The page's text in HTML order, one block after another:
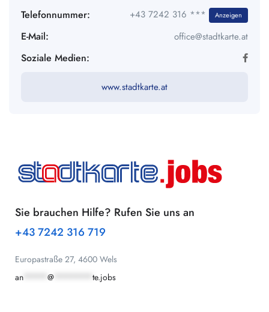
Telefonnummer: +43 7242 316 *** Anzeigen
E-Mail: office@stadtkarte.at
Soziale Medien:
www.stadtkarte.at
Sie brauchen Hilfe? Rufen Sie uns an
+43 7242 316 719
Europastraße 27, 4600 Wels
an
@ te.jobs